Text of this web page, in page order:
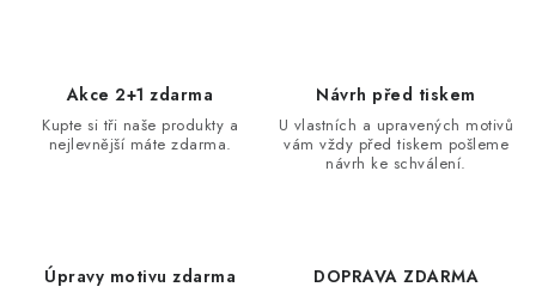
Akce 2+1 zdarma
Kupte si tři naše produkty a
nejlevnější máte zdarma.
Návrh před tiskem
U vlastních a upravených motivů
vám vždy před tiskem pošleme
návrh ke schválení.
Úpravy motivu zdarma DOPRAVA ZDARMA